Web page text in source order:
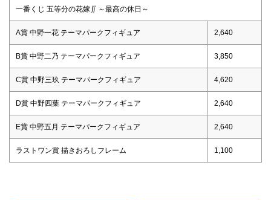
一番くじ 五等分の花嫁∬ ～最高の休日～
A賞 中野一花 テーマパークフィギュア 2,640
B賞 中野二乃 テーマパークフィギュア 3,850
C賞 中野三玖 テーマパークフィギュア 4,620
D賞 中野四葉 テーマパークフィギュア 2,640
E賞 中野五月 テーマパークフィギュア 2,640
ラストワン賞 描きおろしフレーム 1,100